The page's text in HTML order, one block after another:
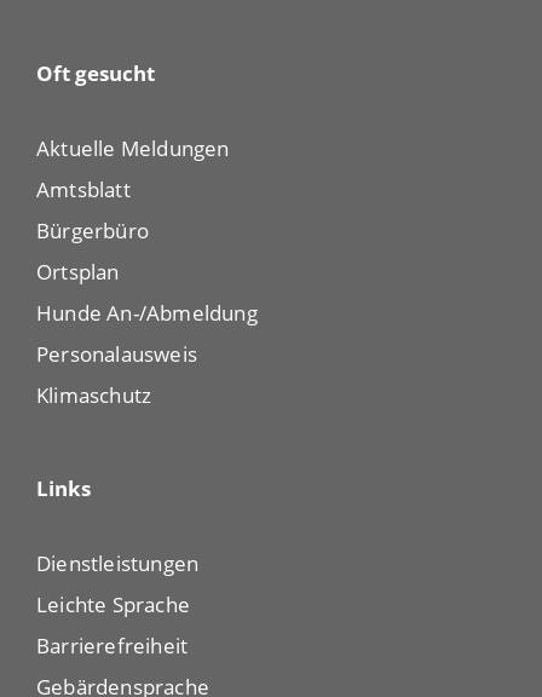
Oft gesucht
Aktuelle Meldungen
Amtsblatt
Bürgerbüro
Ortsplan
Hunde An-/Abmeldung
Personalausweis
Klimaschutz
Links
Dienstleistungen
Leichte Sprache
Barrierefreiheit
Gebärdensprache